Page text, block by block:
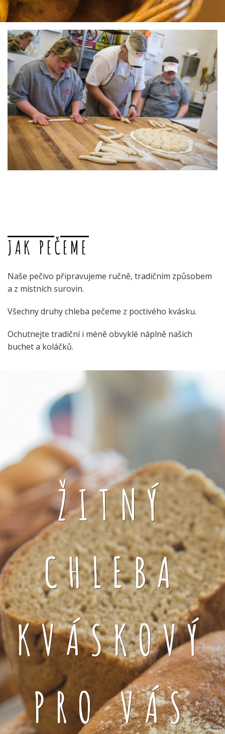
JAK PEČEME
Naše pečivo připravujeme ručně, tradičním způsobem
a z místních surovin.
Všechny druhy chleba pečeme z poctivého kvásku.
Ochutnejte tradiční i méně obvyklé náplně našich
buchet a koláčků.
ŽITNÝ
CHLEBA
KVÁSKOVÝ
PRO VÁS